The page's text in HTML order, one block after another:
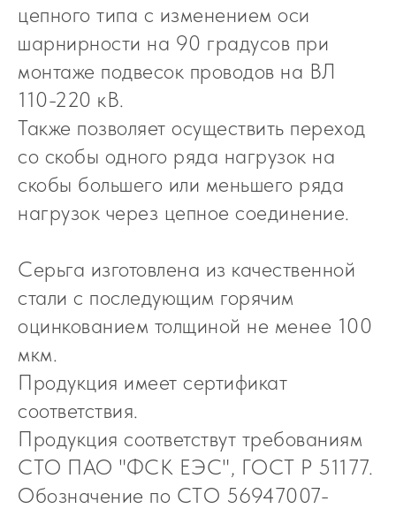
цепного типа с изменением оси
шарнирности на 90 градусов при
монтаже подвесок проводов на ВЛ
110-220 кВ.
Также позволяет осуществить переход
со скобы одного ряда нагрузок на
скобы большего или меньшего ряда
нагрузок через цепное соединение.
Серьга изготовлена из качественной
стали с последующим горячим
оцинкованием толщиной не менее 100
мкм.
Продукция имеет сертификат
соответствия.
Продукция соответствут требованиям
СТО ПАО "ФСК ЕЭС", ГОСТ Р 51177.
Обозначение по СТО 56947007-